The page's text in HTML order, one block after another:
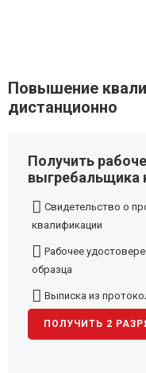
Повышение
дистанционно
Получить
выгребальщика
Свидетельство о
квалификации
Рабочее
образца
Выписка из
ПОЛУЧИТЬ 2